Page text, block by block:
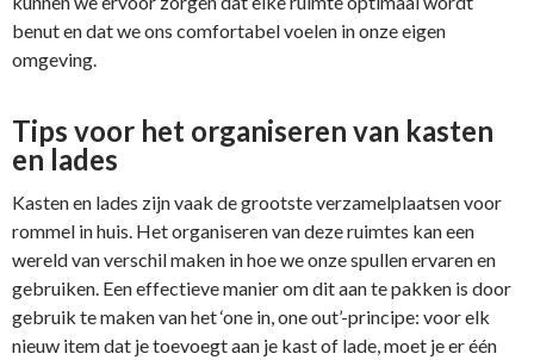
benut en dat we ons comfortabel voelen in onze eigen
omgeving.
Tips voor het organiseren van kasten
en lades
Kasten en lades zijn vaak de grootste verzamelplaatsen voor
rommel in huis. Het organiseren van deze ruimtes kan een
wereld van verschil maken in hoe we onze spullen ervaren en
gebruiken. Een effectieve manier om dit aan te pakken is door
gebruik te maken van het ‘one in, one out’-principe: voor elk
nieuw item dat je toevoegt aan je kast of lade, moet je er één